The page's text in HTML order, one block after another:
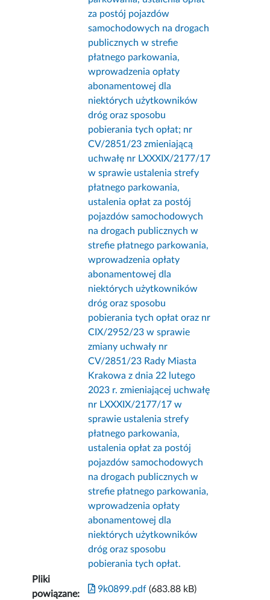
za postój pojazdów
samochodowych na drogach
publicznych w strefie
płatnego parkowania,
wprowadzenia opłaty
abonamentowej dla
niektórych użytkowników
dróg oraz sposobu
pobierania tych opłat; nr
CV/2851/23 zmieniającą
uchwałę nr LXXXIX/2177/17
w sprawie ustalenia strefy
płatnego parkowania,
ustalenia opłat za postój
pojazdów samochodowych
na drogach publicznych w
strefie płatnego parkowania,
wprowadzenia opłaty
abonamentowej dla
niektórych użytkowników
dróg oraz sposobu
pobierania tych opłat oraz nr
CIX/2952/23 w sprawie
zmiany uchwały nr
CV/2851/23 Rady Miasta
Krakowa z dnia 22 lutego
2023 r. zmieniającej uchwałę
nr LXXXIX/2177/17 w
sprawie ustalenia strefy
płatnego parkowania,
ustalenia opłat za postój
pojazdów samochodowych
na drogach publicznych w
strefie płatnego parkowania,
wprowadzenia opłaty
abonamentowej dla
niektórych użytkowników
dróg oraz sposobu
pobierania tych opłat.
Pliki
powiązane:
9k0899.pdf (683.88 kB)